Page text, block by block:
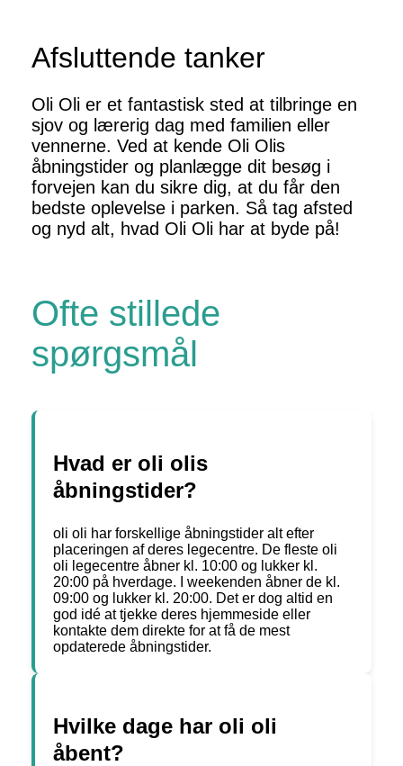
Afsluttende tanker
Oli Oli er et fantastisk sted at tilbringe en
sjov og lærerig dag med familien eller
vennerne. Ved at kende Oli Olis
åbningstider og planlægge dit besøg i
forvejen kan du sikre dig, at du får den
bedste oplevelse i parken. Så tag afsted
og nyd alt, hvad Oli Oli har at byde på!
Ofte stillede
spørgsmål
Hvad er oli olis
åbningstider?
oli oli har forskellige åbningstider alt efter
placeringen af deres legecentre. De fleste oli
oli legecentre åbner kl. 10:00 og lukker kl.
20:00 på hverdage. I weekenden åbner de kl.
09:00 og lukker kl. 20:00. Det er dog altid en
god idé at tjekke deres hjemmeside eller
kontakte dem direkte for at få de mest
opdaterede åbningstider.
Hvilke dage har oli oli
åbent?